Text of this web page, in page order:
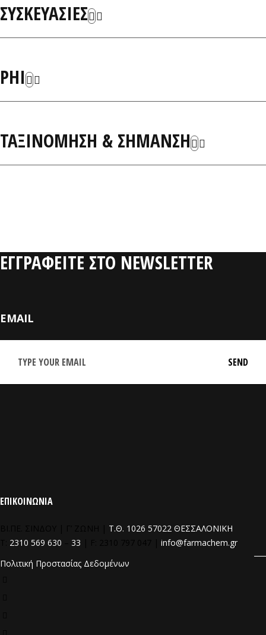
ΣΥΣΚΕΥΑΣΙΕΣ
PHI
ΤΑΞΙΝΟΜΗΣΗ & ΣΗΜΑΝΣΗ
ΕΓΓΡΑΦΕΙΤΕ ΣΤΟ NEWSLETTER
EMAIL
ΕΠΙΚΟΙΝΩΝΙΑ
Τ.Θ. 1026 57022 ΘΕΣΣΑΛΟΝΙΚΗ
2310 569 630 33
info@farmachem.gr
Πολιτική Προστασίας Δεδομένων